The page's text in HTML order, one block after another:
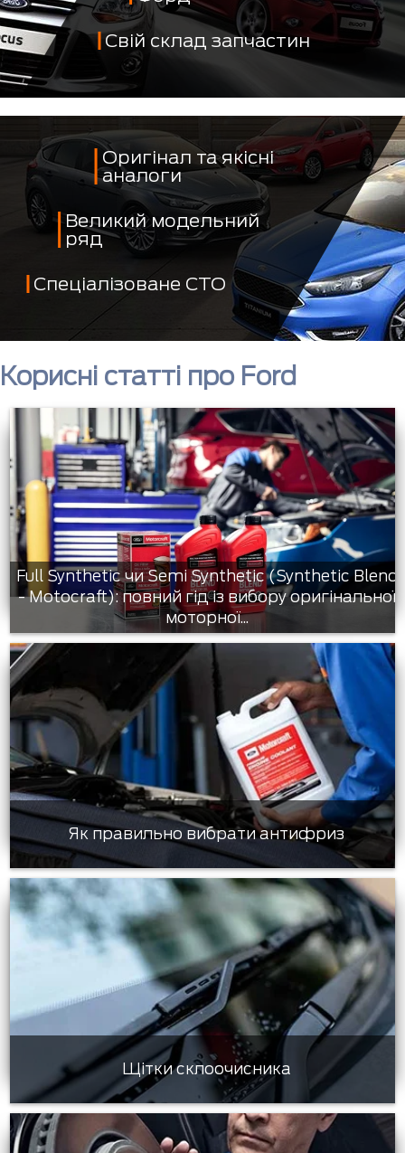
Свій склад запчастин
Оригінал та якісні
аналоги
Великий модельний
ряд
Спеціалізоване СТО
Корисні статті про Ford
Full Synthetic чи Semi Synthetic (Synthetic Blend
- Motocraft): повний гід із вибору оригінальної
моторної...
Як правильно вибрати антифриз
Щітки склоочисника